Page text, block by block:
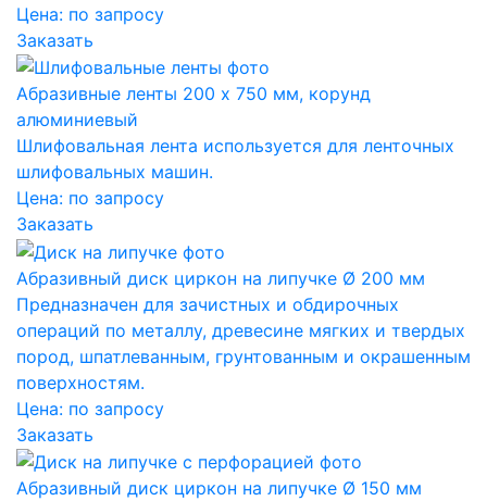
Цена: по запросу
Заказать
Абразивные ленты 200 x 750 мм, корунд
алюминиевый
Шлифовальная лента используется для ленточных
шлифовальных машин.
Цена: по запросу
Заказать
Абразивный диск циркон на липучке Ø 200 мм
Предназначен для зачистных и обдирочных
операций по металлу, древесине мягких и твердых
пород, шпатлеванным, грунтованным и окрашенным
поверхностям.
Цена: по запросу
Заказать
Абразивный диск циркон на липучке Ø 150 мм